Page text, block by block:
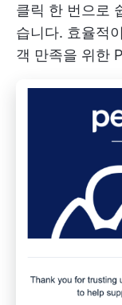
클릭 한 번으로
습니다. 효율적
객 만족을 위한